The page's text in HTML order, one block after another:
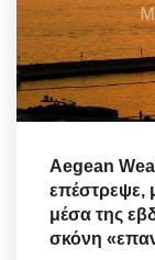
Aegean
επέστρεψε,
μέσα της
σκόνη